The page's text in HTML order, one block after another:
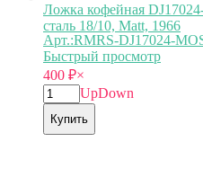
Ложка кофейная
сталь 18/10, Matt, 1966
Арт.:RMRS-DJ17024-
Быстрый просмотр
400 ₽×
UpDown
Купить